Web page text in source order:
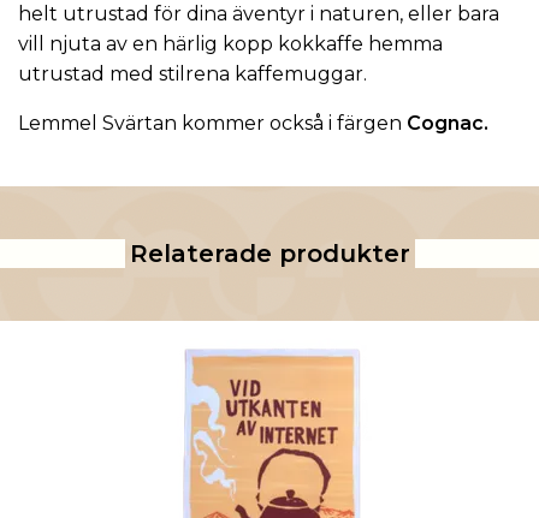
helt utrustad för dina äventyr i naturen, eller bara
vill njuta av en härlig kopp kokkaffe hemma
utrustad med stilrena kaffemuggar.
Lemmel Svärtan kommer också i färgen Cognac.
Relaterade produkter